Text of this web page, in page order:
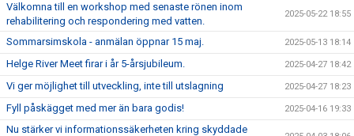
Välkomna till en workshop med senaste rönen inom
rehabilitering och respondering med vatten.
2025-05-22 18:55
Sommarsimskola - anmälan öppnar 15 maj. 2025-05-13 18:14
Helge River Meet firar i år 5-årsjubileum. 2025-04-27 18:42
Vi ger möjlighet till utveckling, inte till utslagning 2025-04-27 18:23
Fyll påskägget med mer än bara godis! 2025-04-16 19:33
Nu stärker vi informationssäkerheten kring skyddade